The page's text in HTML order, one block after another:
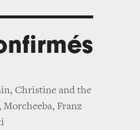
Christine and the
Morcheeba, Franz